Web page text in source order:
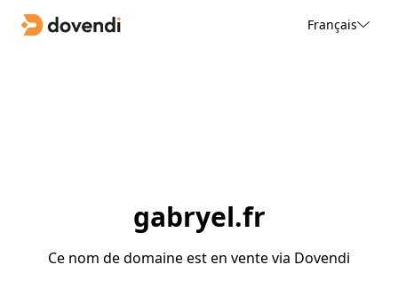
Français
gabryel.fr
Ce nom de domaine est en vente via Dovendi